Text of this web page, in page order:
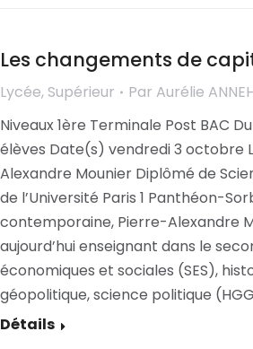
Les changements de
Lycée, Supérieur Par Aurélie
Niveaux 1ère Terminale Post BAC
élèves Date(s) vendredi 3 octobre
Alexandre Mounier Diplômé de
de l’Université Paris 1 Panthéon-
contemporaine, Pierre-Alexandre
aujourd’hui enseignant dans le
économiques et sociales (SES),
géopolitique, science politique
Détails